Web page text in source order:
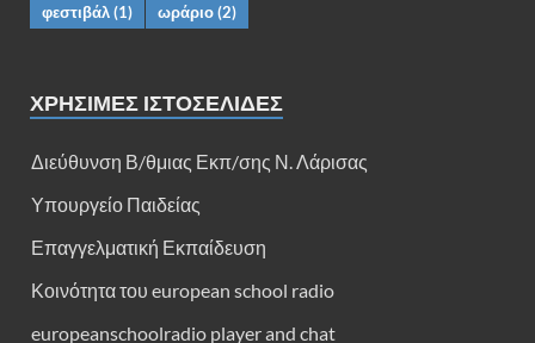
φεστιβάλ(1) ωράριο(2)
ΧΡΗΣΙΜΕΣ ΙΣΤΟΣΕΛΙΔΕΣ
Διεύθυνση Β/θμιας Εκπ/σης Ν. Λάρισας
Υπουργείο Παιδείας
Επαγγελματική Εκπαίδευση
Κοινότητα του european school radio
europeanschoolradio player and chat